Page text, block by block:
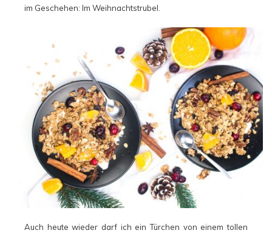
im Geschehen: Im Weihnachtstrubel.
Auch heute wieder darf ich ein Türchen von einem tollen